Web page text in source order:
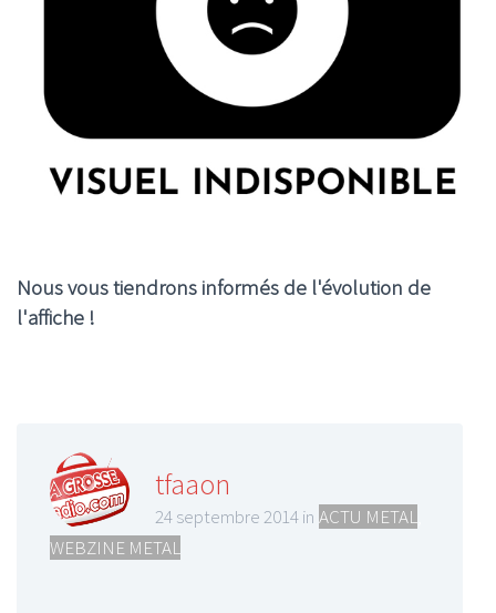
Nous vous tiendrons informés de l'évolution de
l'affiche !
tfaaon
24 septembre 2014 in ACTU METAL
WEBZINE METAL